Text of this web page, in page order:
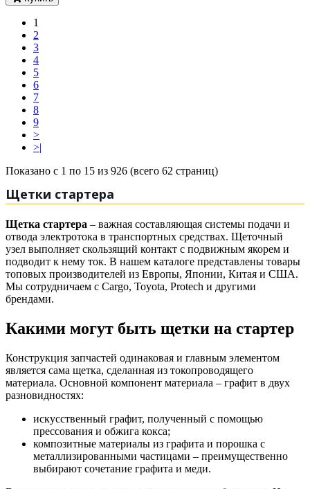
1
2
3
4
5
6
7
8
9
>
>|
Показано с 1 по 15 из 926 (всего 62 страниц)
Щетки стартера
Щетка стартера – важная составляющая системы подачи и
отвода электротока в транспортных средствах. Щеточный
узел выполняет скользящий контакт с подвижным якорем и
подводит к нему ток. В нашем каталоге представлены товары
топовых производителей из Европы, Японии, Китая и США.
Мы сотрудничаем с Cargo, Toyota, Protech и другими
брендами.
Какими могут быть щетки на стартер
Конструкция запчастей одинаковая и главным элементом
является сама щетка, сделанная из токопроводящего
материала. Основной компонент материала – графит в двух
разновидностях:
искусственный графит, полученный с помощью
прессования и обжига кокса;
композитные материалы из графита и порошка с
металлизированными частицами – преимущественно
выбирают сочетание графита и меди.